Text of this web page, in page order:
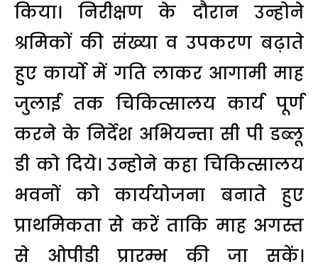
किया। निरीक्षण के दौरान उन्होने
श्रमिकों की संख्या व उपकरण बढ़ाते
हुए कार्याे में गति लाकर आगामी माह
जुलाई तक चिकित्सालय कार्य पूर्ण
करने के निर्देश अभियन्ता सी पी डब्लू
डी को दिये। उन्होने कहा चिकित्सालय
भवनों को कार्ययोजना बनाते हुए
प्राथमिकता से करें ताकि माह अगस्त
से ओपीडी प्रारम्भ की जा सकें।